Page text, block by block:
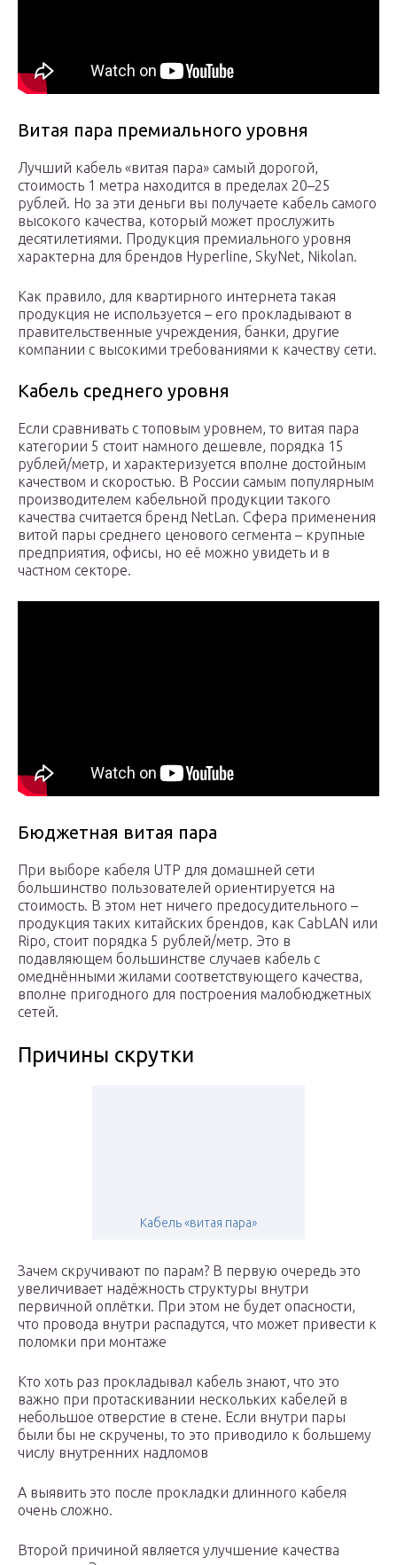
Витая пара премиального уровня
Лучший кабель «витая пара» самый дорогой,
стоимость 1 метра находится в пределах 20–25
рублей. Но за эти деньги вы получаете кабель самого
высокого качества, который может прослужить
десятилетиями. Продукция премиального уровня
характерна для брендов Hyperline, SkyNet, Nikolan.
Как правило, для квартирного интернета такая
продукция не используется – его прокладывают в
правительственные учреждения, банки, другие
компании с высокими требованиями к качеству сети.
Кабель среднего уровня
Если сравнивать с топовым уровнем, то витая пара
категории 5 стоит намного дешевле, порядка 15
рублей/метр, и характеризуется вполне достойным
качеством и скоростью. В России самым популярным
производителем кабельной продукции такого
качества считается бренд NetLan. Сфера применения
витой пары среднего ценового сегмента – крупные
предприятия, офисы, но её можно увидеть и в
частном секторе.
Бюджетная витая пара
При выборе кабеля UTP для домашней сети
большинство пользователей ориентируется на
стоимость. В этом нет ничего предосудительного –
продукция таких китайских брендов, как CabLAN или
Ripo, стоит порядка 5 рублей/метр. Это в
подавляющем большинстве случаев кабель с
омеднёнными жилами соответствующего качества,
вполне пригодного для построения малобюджетных
сетей.
Причины скрутки
Кабель «витая пара»
Зачем скручивают по парам? В первую очередь это
увеличивает надёжность структуры внутри
первичной оплётки. При этом не будет опасности,
что провода внутри распадутся, что может привести к
поломки при монтаже
Кто хоть раз прокладывал кабель знают, что это
важно при протаскивании нескольких кабелей в
небольшое отверстие в стене. Если внутри пары
были бы не скручены, то это приводило к большему
числу внутренних надломов
А выявить это после прокладки длинного кабеля
очень сложно.
Второй причиной является улучшение качества